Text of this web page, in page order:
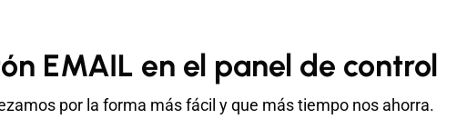
EMAIL en el panel de control
por la forma más fácil y que más tiempo nos ahorra.